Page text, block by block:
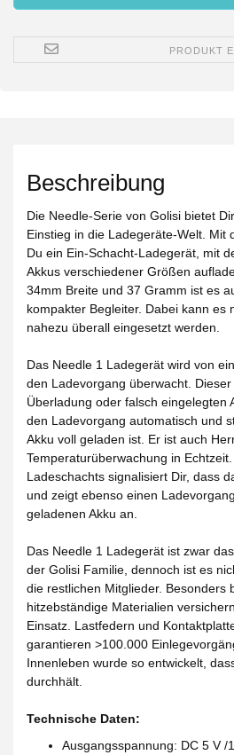
PRODUKT
Beschreibung
Die Needle-Serie von Golisi bietet
Einstieg in die Ladegeräte-Welt. Mit
Du ein Ein-Schacht-Ladegerät, mit
Akkus verschiedener Größen
34mm Breite und 37 Gramm ist es
kompakter Begleiter. Dabei kann es
nahezu überall eingesetzt werden.
Das Needle 1 Ladegerät wird von
den Ladevorgang überwacht.
Überladung oder falsch eingelegten
den Ladevorgang automatisch und
Akku voll geladen ist. Er ist auch
Temperaturüberwachung in
Ladeschachts signalisiert Dir, dass
und zeigt ebenso einen
geladenen Akku an.
Das Needle 1 Ladegerät ist zwar
der Golisi Familie, dennoch ist es
die restlichen Mitglieder. Besonders
hitzebständige Materialien
Einsatz. Lastfedern und
garantieren >100.000
Innenleben wurde so entwickelt,
durchhält.
Technische Daten:
Ausgangsspannung: DC 5 V /